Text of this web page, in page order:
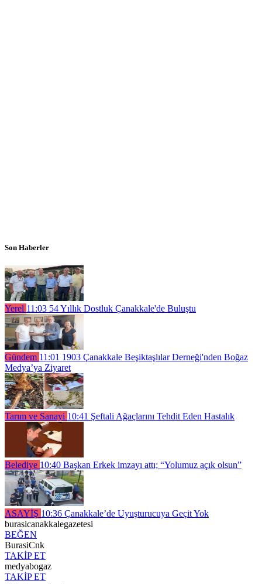
Son Haberler
Yerel 11:03 54 Yıllık Dostluk Çanakkale'de Buluştu
Gündem 11:01 1903 Çanakkale Beşiktaşlılar Derneği'nden Boğaz
Medya’ya Ziyaret
Tarım ve Sanayi 10:41 Şeftali Ağaçlarını Tehdit Eden Hastalık
Belediye 10:40 Başkan Erkek imzayı attı; “Yolumuz açık olsun”
ASAYİŞ 10:36 Çanakkale’de Uyuşturucuya Geçit Yok
burasicanakkalegazetesi
BEĞEN
BurasiCnk
TAKİP ET
medyabogaz
TAKİP ET